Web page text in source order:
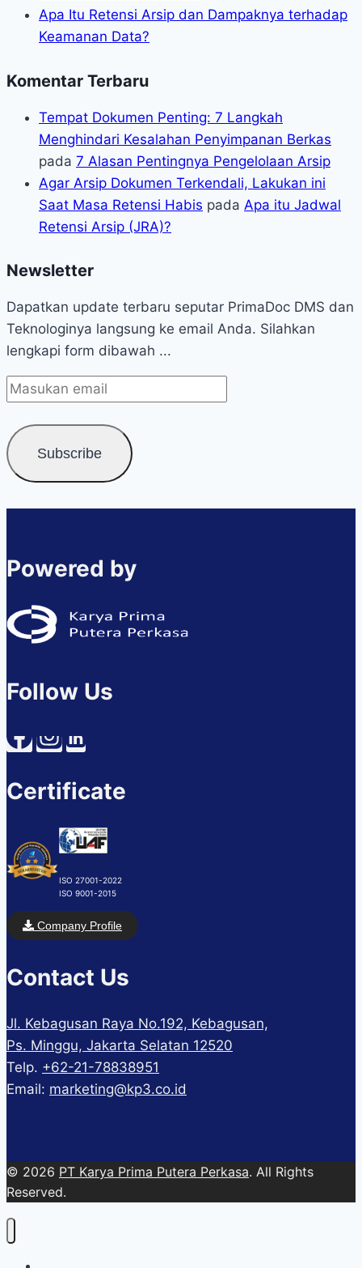
Apa Itu Retensi Arsip dan Dampaknya terhadap
Keamanan Data?
Komentar Terbaru
Tempat Dokumen Penting: 7 Langkah
Menghindari Kesalahan Penyimpanan Berkas
pada 7 Alasan Pentingnya Pengelolaan Arsip
Agar Arsip Dokumen Terkendali, Lakukan ini
Saat Masa Retensi Habis pada Apa itu Jadwal
Retensi Arsip (JRA)?
Newsletter
Dapatkan update terbaru seputar PrimaDoc DMS dan
Teknologinya langsung ke email Anda. Silahkan
lengkapi form dibawah ...
Powered by
Follow Us
Certificate
ISO 27001-2022
ISO 9001-2015
Company Profile
Contact Us
Jl. Kebagusan Raya No.192, Kebagusan,
Ps. Minggu, Jakarta Selatan 12520
Telp. +62-21-78838951
Email: marketing@kp3.co.id
© 2026 PT Karya Prima Putera Perkasa. All Rights
Reserved.